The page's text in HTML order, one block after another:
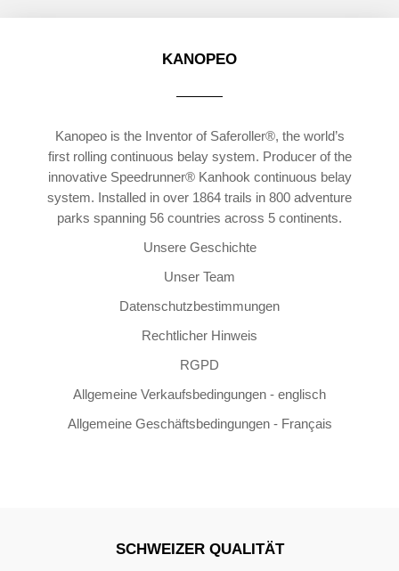
KANOPEO
Kanopeo is the Inventor of Saferoller®, the world’s
first rolling continuous belay system. Producer of the
innovative Speedrunner® Kanhook continuous belay
system. Installed in over 1864 trails in 800 adventure
parks spanning 56 countries across 5 continents.
Unsere Geschichte
Unser Team
Datenschutzbestimmungen
Rechtlicher Hinweis
RGPD
Allgemeine Verkaufsbedingungen - englisch
Allgemeine Geschäftsbedingungen - Français
SCHWEIZER QUALITÄT